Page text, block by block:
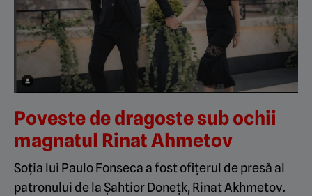
Poveste de dragoste sub ochii
magnatul Rinat Ahmetov
Soția lui Paulo Fonseca a fost ofițerul de presă al
patronului de la Șahtior Donețk, Rinat Akhmetov.